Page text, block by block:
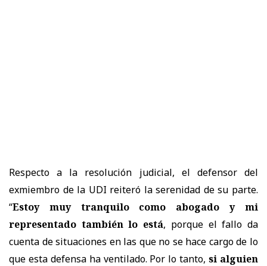
Respecto a la resolución judicial, el defensor del
exmiembro de la UDI reiteró la serenidad de su parte.
“Estoy muy tranquilo como abogado y mi
representado también lo está, porque el fallo da
cuenta de situaciones en las que no se hace cargo de lo
que esta defensa ha ventilado. Por lo tanto,si alguien